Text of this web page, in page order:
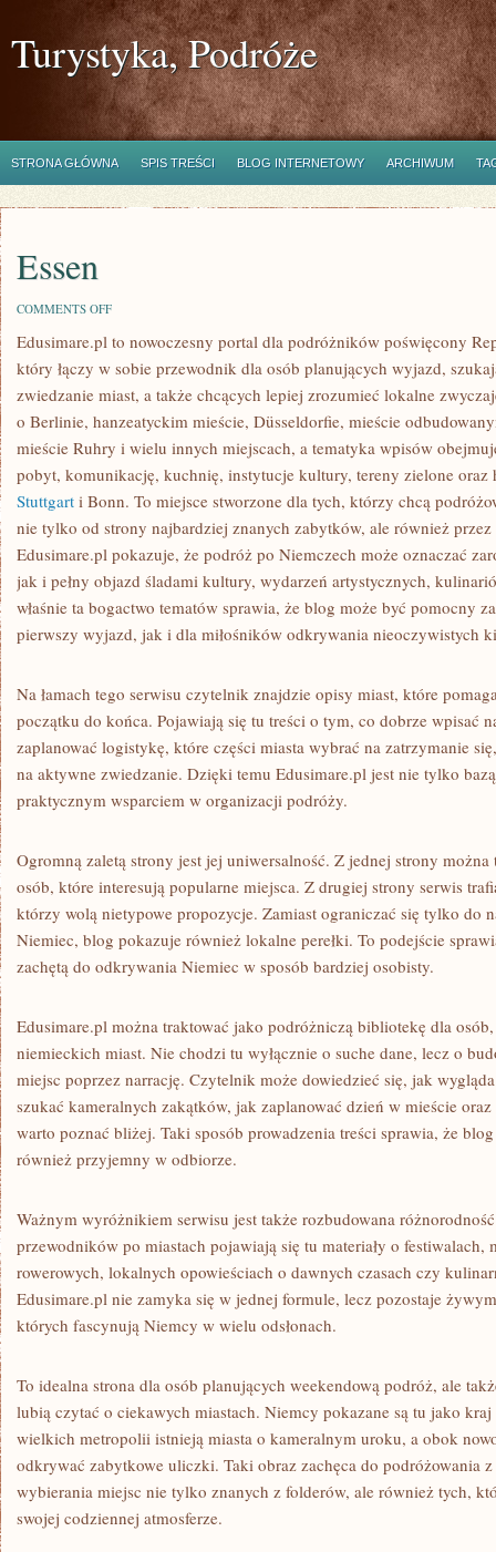
Turystyka, Podróże
STRONA GŁÓWNA SPIS TREŚCI BLOG INTERNETOWY ARCHIWUM
Essen
COMMENTS OFFON
Edusimare.pl to nowoczesny portal dla podróżników poświęcony
który łączy w sobie przewodnik dla osób planujących wyjazd,
zwiedzanie miast, a także chcących lepiej zrozumieć lokalne
o Berlinie, hanzeatyckim mieście, Düsseldorfie, mieście
mieście Ruhry i wielu innych miejscach, a tematyka wpisów
pobyt, komunikację, kuchnię, instytucje kultury, tereny zielone oraz
Stuttgart i Bonn. To miejsce stworzone dla tych, którzy chcą
nie tylko od strony najbardziej znanych zabytków, ale również
Edusimare.pl pokazuje, że podróż po Niemczech może oznaczać
jak i pełny objazd śladami kultury, wydarzeń artystycznych,
właśnie ta bogactwo tematów sprawia, że blog może być pomocny
pierwszy wyjazd, jak i dla miłośników odkrywania nieoczywistych
Na łamach tego serwisu czytelnik znajdzie opisy miast, które
początku do końca. Pojawiają się tu treści o tym, co dobrze wpisać
zaplanować logistykę, które części miasta wybrać na zatrzymanie
na aktywne zwiedzanie. Dzięki temu Edusimare.pl jest nie tylko
praktycznym wsparciem w organizacji podróży.
Ogromną zaletą strony jest jej uniwersalność. Z jednej strony
osób, które interesują popularne miejsca. Z drugiej strony serwis
którzy wolą nietypowe propozycje. Zamiast ograniczać się tylko do
Niemiec, blog pokazuje również lokalne perełki. To podejście
zachętą do odkrywania Niemiec w sposób bardziej osobisty.
Edusimare.pl można traktować jako podróżniczą bibliotekę dla
niemieckich miast. Nie chodzi tu wyłącznie o suche dane, lecz o
miejsc poprzez narrację. Czytelnik może dowiedzieć się, jak
szukać kameralnych zakątków, jak zaplanować dzień w mieście
warto poznać bliżej. Taki sposób prowadzenia treści sprawia, że
również przyjemny w odbiorze.
Ważnym wyróżnikiem serwisu jest także rozbudowana
przewodników po miastach pojawiają się tu materiały o festiwalach,
rowerowych, lokalnych opowieściach o dawnych czasach czy
Edusimare.pl nie zamyka się w jednej formule, lecz pozostaje
których fascynują Niemcy w wielu odsłonach.
To idealna strona dla osób planujących weekendową podróż, ale
lubią czytać o ciekawych miastach. Niemcy pokazane są tu jako
wielkich metropolii istnieją miasta o kameralnym uroku, a obok
odkrywać zabytkowe uliczki. Taki obraz zachęca do podróżowania
wybierania miejsc nie tylko znanych z folderów, ale również tych,
swojej codziennej atmosferze.